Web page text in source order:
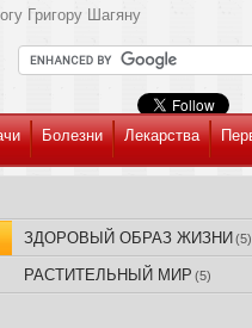
Григору Шагяну
Болезни Лекарства
ЗДОРОВЫЙ ОБРАЗ ЖИЗНИ (5)
РАСТИТЕЛЬНЫЙ МИР (5)